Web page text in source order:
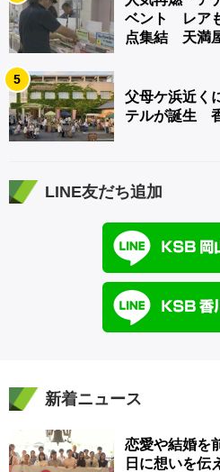
ベント レア
点集結 天満
5
父母ケ浜近く
テルが誕生
LINE友だち追加
新着ニュース
恋愛や結婚を
日に想いを伝